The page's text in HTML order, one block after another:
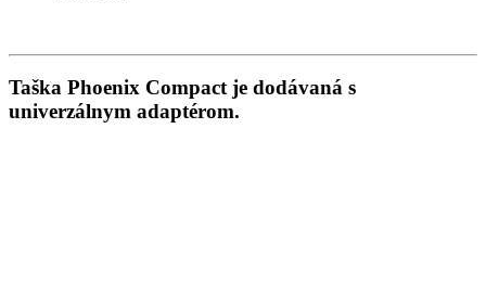
Taška Phoenix Compact je dodávaná s
univerzálnym adaptérom.